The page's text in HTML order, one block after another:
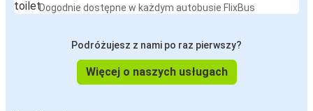
Dogodnie dostępne w każdym autobusie FlixBus
Podróżujesz z nami po raz pierwszy?
Więcej o naszych usługach